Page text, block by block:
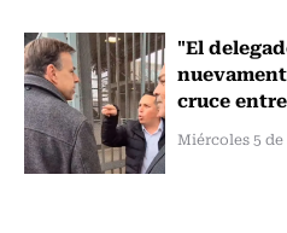
"El
cruce
Miércoles 5